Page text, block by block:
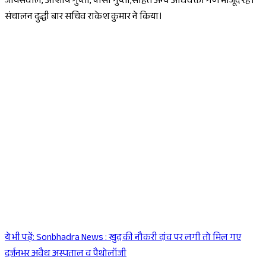
संचालन दुद्धी बार सचिव राकेश कुमार ने किया।
Sponsored
ये भी पढ़ें:Sonbhadra News : खुद की नौकरी दांव पर लगी तो मिल गए
दर्जनभर अवैध अस्पताल व पैथोलॉजी